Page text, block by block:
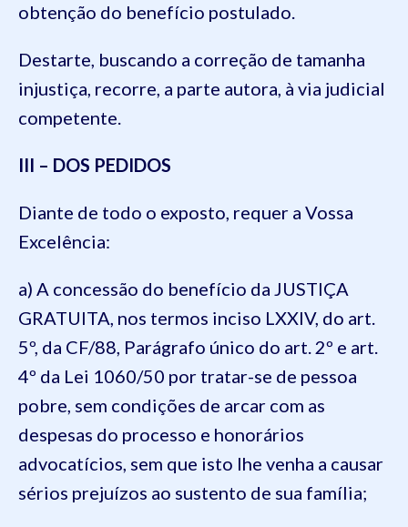
obtenção do benefício postulado.
Destarte, buscando a correção de tamanha
injustiça, recorre, a parte autora, à via judicial
competente.
III – DOS PEDIDOS
Diante de todo o exposto, requer a Vossa
Excelência:
a) A concessão do benefício da JUSTIÇA
GRATUITA, nos termos inciso LXXIV, do art.
5º, da CF/88, Parágrafo único do art. 2º e art.
4º da Lei 1060/50 por tratar-se de pessoa
pobre, sem condições de arcar com as
despesas do processo e honorários
advocatícios, sem que isto lhe venha a causar
sérios prejuízos ao sustento de sua família;